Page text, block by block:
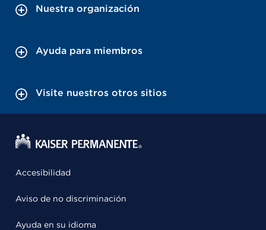
Nuestra organización
Ayuda para miembros
Visite nuestros otros sitios
Accesibilidad
Aviso de no discriminación
Ayuda en su idioma